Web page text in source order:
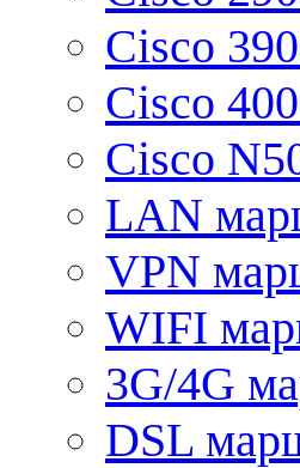
Cisco
Cisco
Cisco
LAN
VPN
WIFI
3G/4G
DSL